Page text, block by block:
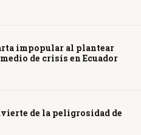
impopular al plantear
de crisis en Ecuador
de la peligrosidad de